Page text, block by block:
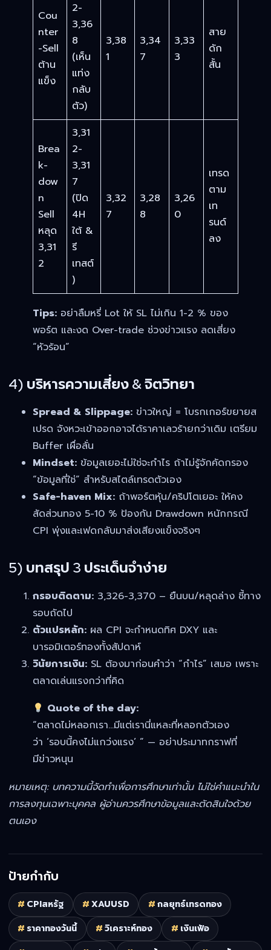
Cou
nter
-Sell
ต้าน
แข็ง
2-
3,36
8
(เห็น
แท่ง
กลับ
ตัว)
3,38
1
3,34
7
3,33
3
สาย
ดัก
สั้น
Brea
k-
dow
n
Sell
หลุด
3,31
2
3,31
2-
3,31
7
(ปิด
4H
ใต้ &
รี
เทสต์
)
3,32
7
3,28
8
3,26
0
เทรด
ตาม
เท
รนด์
ลง
Tips: อย่าลืมหรี่ Lot ให้ SL ไม่เกิน 1-2 % ของ
พอร์ต และงด Over-trade ช่วงข่าวแรง ลดเสี่ยง
“หัวร้อน”
4) บริหารความเสี่ยง & จิตวิทยา
Spread & Slippage: ข่าวใหญ่ = โบรกเกอร์ขยายส
เปรด จังหวะเข้าออกอาจได้ราคาเลวร้ายกว่าเดิม เตรียม
Buffer เผื่อลั่น
Mindset: ข้อมูลเยอะไม่ใช่จะกำไร ถ้าไม่รู้จักคัดกรอง
“ข้อมูลที่ใช่” สำหรับสไตล์เทรดตัวเอง
Safe-haven Mix: ถ้าพอร์ตหุ้น/คริปโตเยอะ ให้คง
สัดส่วนทอง 5-10 % ป้องกัน Drawdown หนักกรณี
CPI พุ่งและเฟดกลับมาส่งเสียงแข็งจริงๆ
5) บทสรุป 3 ประเด็นจำง่าย
กรอบติดตาม: 3,326-3,370 – ยืนบน/หลุดล่าง ชี้ทาง
รอบถัดไป
ตัวแปรหลัก: ผล CPI จะกำหนดทิศ DXY และ
บารอมิเตอร์ทองทั้งสัปดาห์
วินัยการเงิน: SL ต้องมาก่อนคำว่า “กำไร” เสมอ เพราะ
ตลาดเล่นแรงกว่าที่คิด
Quote of the day:
“ตลาดไม่หลอกเรา…มีแต่เรานี่แหละที่หลอกตัวเอง
ว่า ‘รอบนี้คงไม่แกว่งแรง’ ” — อย่าประมาทกราฟที่
มีข่าวหนุน
หมายเหตุ: บทความนี้จัดทำเพื่อการศึกษาเท่านั้น ไม่ใช่คำแนะนำใน
การลงทุนเฉพาะบุคคล ผู้อ่านควรศึกษาข้อมูลและตัดสินใจด้วย
ตนเอง
ป้ายกำกับ
# CPIสหรัฐ #XAUUSD #กลยุทธ์เทรดทอง
# ราคาทองวันนี้ #วิเคราะห์ทอง # เงินเฟ้อ